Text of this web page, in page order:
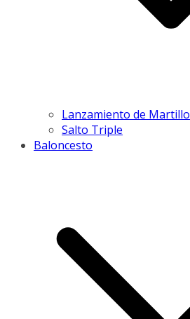
Lanzamiento de Martillo
Salto Triple
Baloncesto